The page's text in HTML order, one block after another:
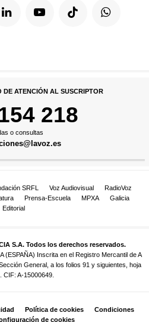
DE ATENCIÓN AL SUSCRIPTOR
218
o consultas
SRFL Voz Audiovisual
RadioVoz
Prensa-Escuela MPXA
Galicia
Editorial
S.A. Todos los derechos reservados.
(ESPAÑA) Inscrita en el Registro Mercantil de A
General, a los folios 91 y siguientes, hoja
CIF: A-15000649.
Política de cookies
Condiciones
de cookies